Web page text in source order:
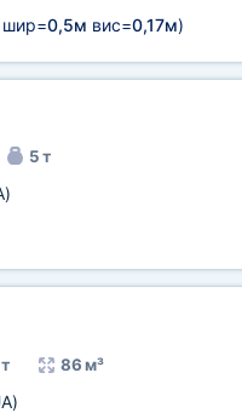
шир=0,5м вис=0,17м)
5 т
86 м³